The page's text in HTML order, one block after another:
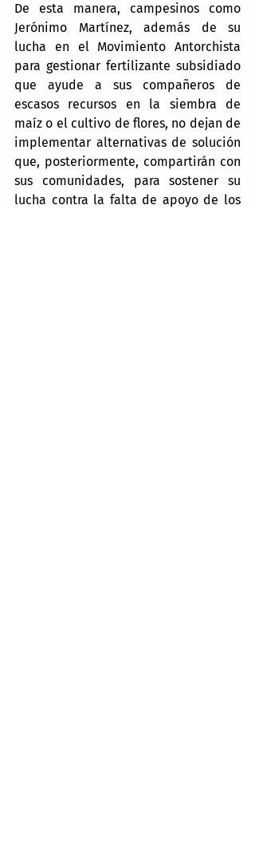
De esta manera, campesinos como
Jerónimo Martínez, además de su
lucha en el Movimiento Antorchista
para gestionar fertilizante subsidiado
que ayude a sus compañeros de
escasos recursos en la siembra de
maíz o el cultivo de flores, no dejan de
implementar alternativas de solución
que, posteriormente, compartirán con
sus comunidades, para sostener su
lucha contra la falta de apoyo de los